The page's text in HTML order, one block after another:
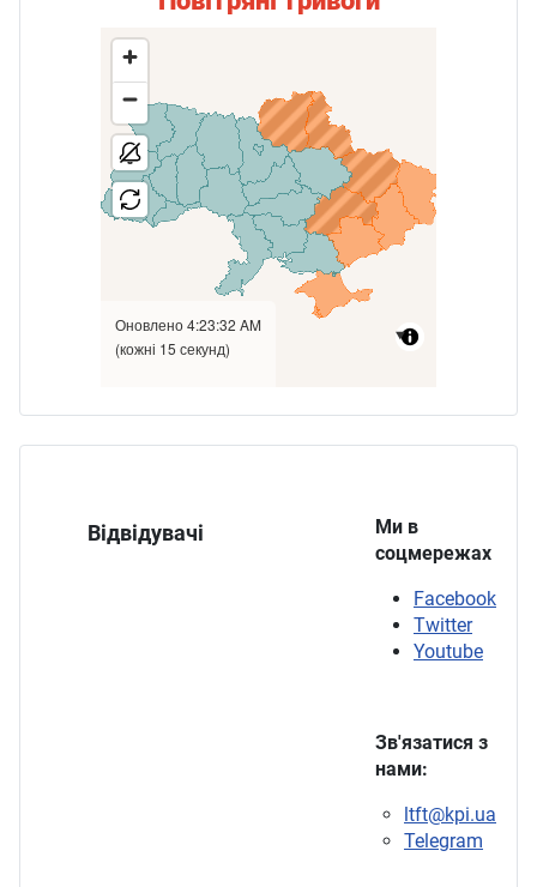
Відвідувачі
Ми в
соцмережах
Facebook
Twitter
Youtube
Зв'язатися з
нами:
ltft@kpi.ua
Telegram